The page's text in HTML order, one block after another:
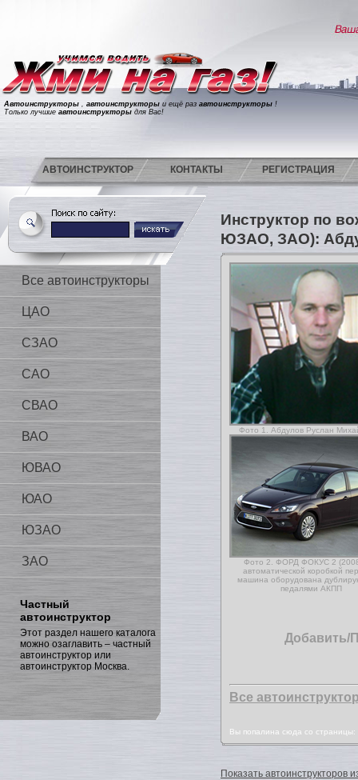
Автоинструкторы , автоинструкторы и ещё раз автоинструкторы !
Только лучшие автоинструкторы для Вас!
АВТОИНСТРУКТОР КОНТАКТЫ РЕГИСТРАЦИЯ
Все автоинструкторы
ЦАО
СЗАО
САО
СВАО
ВАО
ЮВАО
ЮАО
ЮЗАО
ЗАО
Частный
автоинструктор
Этот раздел нашего каталога
можно озаглавить – частный
автоинструктор или
автоинструктор Москва.
Инструктор по
ЮЗАО, ЗАО):
Фото 1. Абдулов Руслан
Фото 2. ФОРД ФОКУС 2
автоматической коробкой
машина оборудована
педалями АКПП
Добавить/
Все
Вы попалина сюда со
Показать автоинструкторов